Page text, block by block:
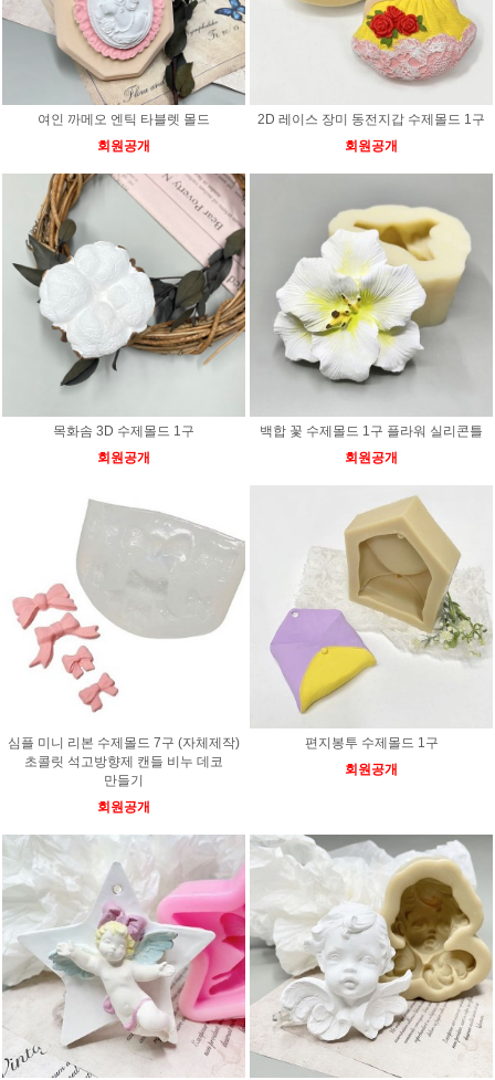
여인 까메오 엔틱 타블렛 몰드
회원공개
2D 레이스 장미 동전지갑 수제몰드 1구
회원공개
목화솜 3D 수제몰드 1구
회원공개
백합 꽃 수제몰드 1구 플라워 실리콘틀
회원공개
심플 미니 리본 수제몰드 7구 (자체제작)
초콜릿 석고방향제 캔들 비누 데코
만들기
회원공개
편지봉투 수제몰드 1구
회원공개